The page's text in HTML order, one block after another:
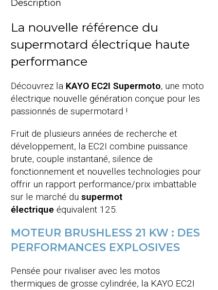
Description
La nouvelle référence du
supermotard électrique haute
performance
Découvrez la KAYO EC2I Supermoto, une moto
électrique nouvelle génération conçue pour les
passionnés de supermotard !
Fruit de plusieurs années de recherche et
développement, la EC2I combine puissance
brute, couple instantané, silence de
fonctionnement et nouvelles technologies pour
offrir un rapport performance/prix imbattable
sur le marché dusupermot
électrique équivalent 125.
MOTEUR BRUSHLESS 21 KW : DES
PERFORMANCES EXPLOSIVES
Pensée pour rivaliser avec les motos
thermiques de grosse cylindrée, la KAYO EC2I